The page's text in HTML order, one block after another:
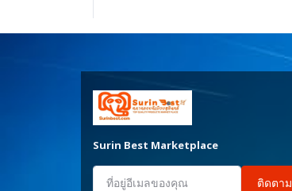
Surin Best Marketplace
ติดตาม